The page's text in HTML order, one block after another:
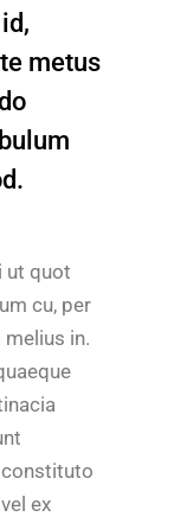
metus
ut quot
cu, per
in.
constituto
ex